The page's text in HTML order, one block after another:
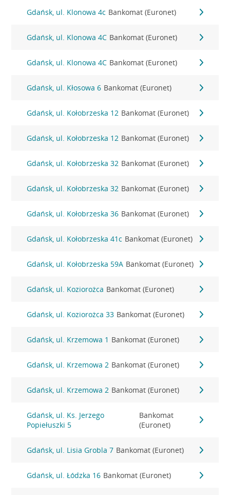
Gdańsk, ul. Klonowa 4c Bankomat (Euronet)
Gdańsk, ul. Klonowa 4C Bankomat (Euronet)
Gdańsk, ul. Klonowa 4C Bankomat (Euronet)
Gdańsk, ul. Kłosowa 6 Bankomat (Euronet)
Gdańsk, ul. Kołobrzeska 12 Bankomat (Euronet)
Gdańsk, ul. Kołobrzeska 12 Bankomat (Euronet)
Gdańsk, ul. Kołobrzeska 32 Bankomat (Euronet)
Gdańsk, ul. Kołobrzeska 32 Bankomat (Euronet)
Gdańsk, ul. Kołobrzeska 36 Bankomat (Euronet)
Gdańsk, ul. Kołobrzeska 41c Bankomat (Euronet)
Gdańsk, ul. Kołobrzeska 59A Bankomat (Euronet)
Gdańsk, ul. Koziorożca Bankomat (Euronet)
Gdańsk, ul. Koziorożca 33 Bankomat (Euronet)
Gdańsk, ul. Krzemowa 1 Bankomat (Euronet)
Gdańsk, ul. Krzemowa 2 Bankomat (Euronet)
Gdańsk, ul. Krzemowa 2 Bankomat (Euronet)
Gdańsk, ul. Ks. Jerzego
Popiełuszki 5
Bankomat
(Euronet)
Gdańsk, ul. Lisia Grobla 7 Bankomat (Euronet)
Gdańsk, ul. Łódzka 16 Bankomat (Euronet)